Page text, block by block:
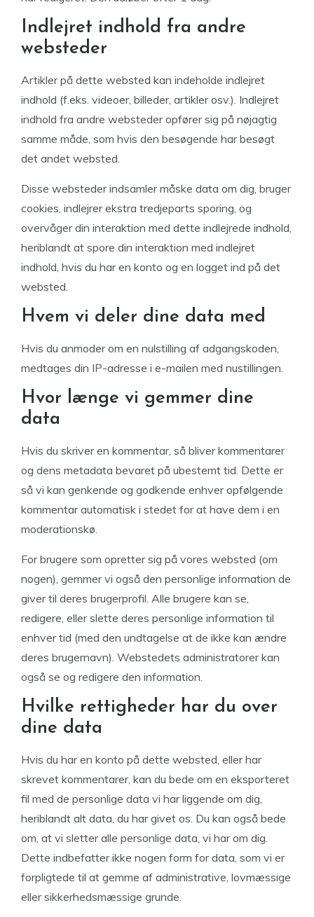
Indlejret indhold fra andre
websteder
Artikler på dette websted kan indeholde indlejret
indhold (f.eks. videoer, billeder, artikler osv.). Indlejret
indhold fra andre websteder opfører sig på nøjagtig
samme måde, som hvis den besøgende har besøgt
det andet websted.
Disse websteder indsamler måske data om dig, bruger
cookies, indlejrer ekstra tredjeparts sporing, og
overvåger din interaktion med dette indlejrede indhold,
heriblandt at spore din interaktion med indlejret
indhold, hvis du har en konto og en logget ind på det
websted.
Hvem vi deler dine data med
Hvis du anmoder om en nulstilling af adgangskoden,
medtages din IP-adresse i e-mailen med nustillingen.
Hvor længe vi gemmer dine
data
Hvis du skriver en kommentar, så bliver kommentarer
og dens metadata bevaret på ubestemt tid. Dette er
så vi kan genkende og godkende enhver opfølgende
kommentar automatisk i stedet for at have dem i en
moderationskø.
For brugere som opretter sig på vores websted (om
nogen), gemmer vi også den personlige information de
giver til deres brugerprofil. Alle brugere kan se,
redigere, eller slette deres personlige information til
enhver tid (med den undtagelse at de ikke kan ændre
deres brugernavn). Webstedets administratorer kan
også se og redigere den information.
Hvilke rettigheder har du over
dine data
Hvis du har en konto på dette websted, eller har
skrevet kommentarer, kan du bede om en eksporteret
fil med de personlige data vi har liggende om dig,
heriblandt alt data, du har givet os. Du kan også bede
om, at vi sletter alle personlige data, vi har om dig.
Dette indbefatter ikke nogen form for data, som vi er
forpligtede til at gemme af administrative, lovmæssige
eller sikkerhedsmæssige grunde.